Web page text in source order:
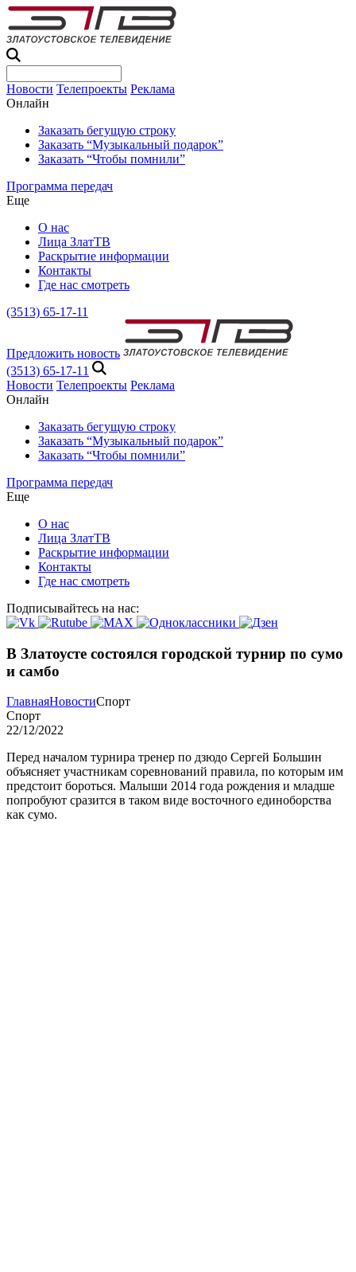
Новости Телепроекты Реклама
Онлайн
Заказать бегущую строку
Заказать “Музыкальный подарок”
Заказать “Чтобы помнили”
Программа передач
Еще
О нас
Лица ЗлатТВ
Раскрытие информации
Контакты
Где нас смотреть
(3513) 65-17-11
Предложить новость
(3513) 65-17-11
Новости Телепроекты Реклама
Онлайн
Заказать бегущую строку
Заказать “Музыкальный подарок”
Заказать “Чтобы помнили”
Программа передач
Еще
О нас
Лица ЗлатТВ
Раскрытие информации
Контакты
Где нас смотреть
Подписывайтесь на нас:
В Златоусте состоялся городской турнир по сумо
и самбо
ГлавнаяНовостиСпорт
Спорт
22/12/2022
Перед началом турнира тренер по дзюдо Сергей Большин
объясняет участникам соревнований правила, по которым им
предстоит бороться. Малыши 2014 года рождения и младше
попробуют сразится в таком виде восточного единоборства
как сумо.